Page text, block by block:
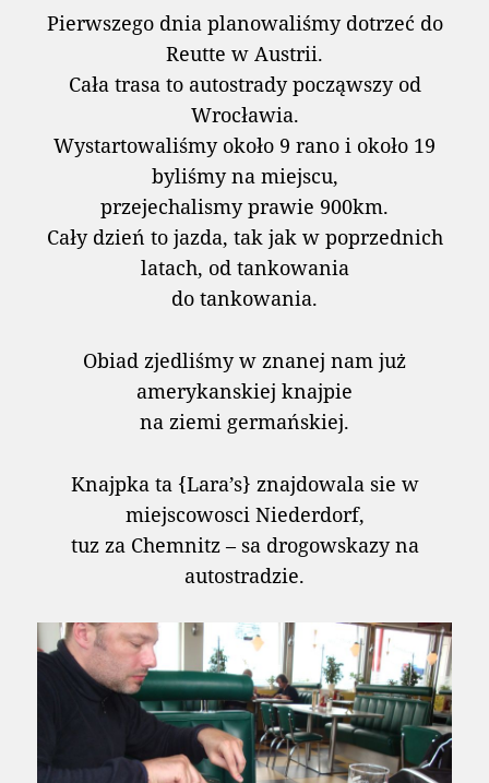
Pierwszego dnia planowaliśmy dotrzeć do
Reutte w Austrii.
Cała trasa to autostrady począwszy od
Wrocławia.
Wystartowaliśmy około 9 rano i około 19
byliśmy na miejscu,
przejechalismy prawie 900km.
Cały dzień to jazda, tak jak w poprzednich
latach, od tankowania
do tankowania.
Obiad zjedliśmy w znanej nam już
amerykanskiej knajpie
na ziemi germańskiej.
Knajpka ta {Lara’s} znajdowala sie w
miejscowosci Niederdorf,
tuz za Chemnitz – sa drogowskazy na
autostradzie.